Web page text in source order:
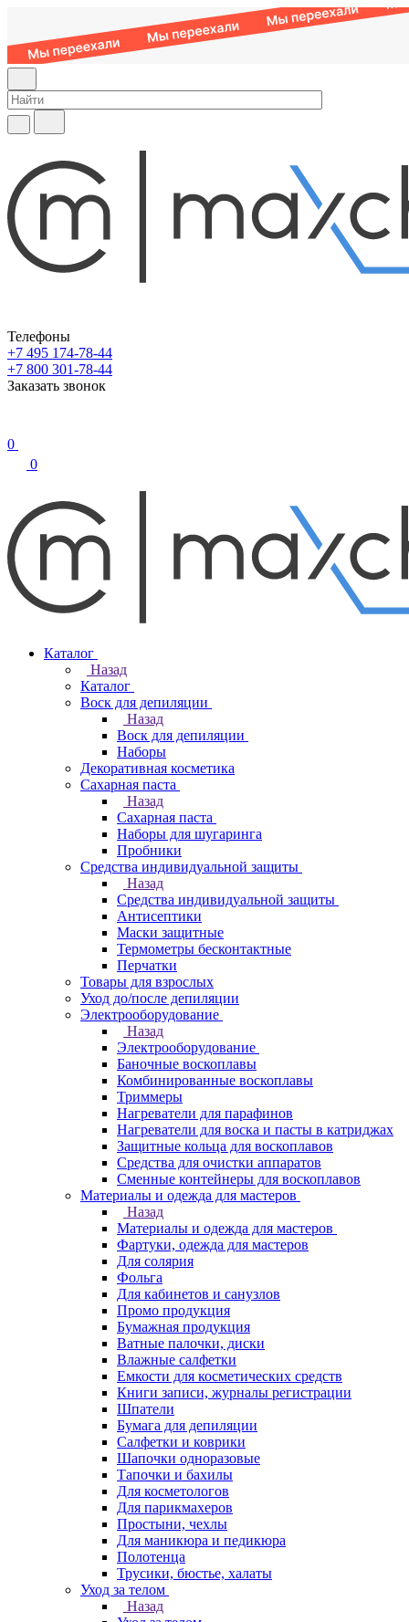
Телефоны
+7 495 174-78-44
+7 800 301-78-44
Заказать звонок
0
0
Каталог
Назад
Каталог
Воск для депиляции
Назад
Воск для депиляции
Наборы
Декоративная косметика
Сахарная паста
Назад
Сахарная паста
Наборы для шугаринга
Пробники
Средства индивидуальной защиты
Назад
Средства индивидуальной защиты
Антисептики
Маски защитные
Термометры бесконтактные
Перчатки
Товары для взрослых
Уход до/после депиляции
Электрооборудование
Назад
Электрооборудование
Баночные воскоплавы
Комбинированные воскоплавы
Триммеры
Нагреватели для парафинов
Нагреватели для воска и пасты в катриджах
Защитные кольца для воскоплавов
Средства для очистки аппаратов
Сменные контейнеры для воскоплавов
Материалы и одежда для мастеров
Назад
Материалы и одежда для мастеров
Фартуки, одежда для мастеров
Для солярия
Фольга
Для кабинетов и санузлов
Промо продукция
Бумажная продукция
Ватные палочки, диски
Влажные салфетки
Емкости для косметических средств
Книги записи, журналы регистрации
Шпатели
Бумага для депиляции
Салфетки и коврики
Шапочки одноразовые
Тапочки и бахилы
Для косметологов
Для парикмахеров
Простыни, чехлы
Для маникюра и педикюра
Полотенца
Трусики, бюстье, халаты
Уход за телом
Назад